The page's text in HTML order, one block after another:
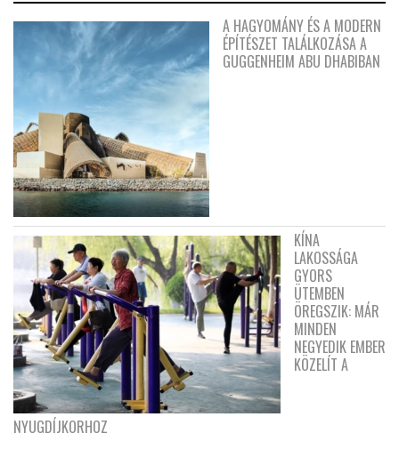
A HAGYOMÁNY ÉS A MODERN
ÉPÍTÉSZET TALÁLKOZÁSA A
GUGGENHEIM ABU DHABIBAN
KÍNA
LAKOSSÁGA
GYORS
ÜTEMBEN
ÖREGSZIK: MÁR
MINDEN
NEGYEDIK EMBER
KÖZELÍT A
NYUGDÍJKORHOZ